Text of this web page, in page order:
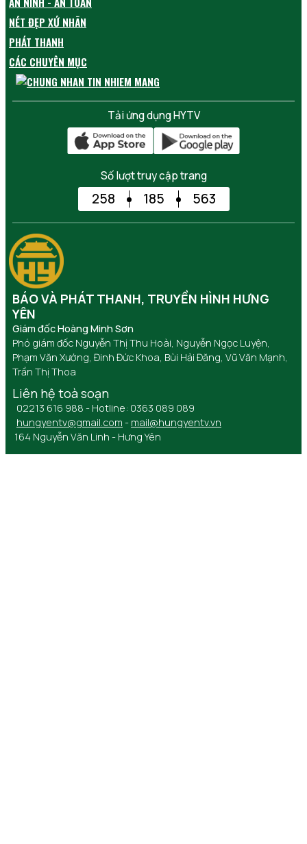
NÉT ĐẸP XỨ NHÃN
PHÁT THANH
CÁC CHUYÊN MỤC
Tải ứng dụng HYTV
Số lượt truy cập trang
258 185 563
BÁO VÀ PHÁT THANH, TRUYỀN HÌNH HƯNG
YÊN
Giám đốc Hoàng Minh Sơn
Phó giám đốc Nguyễn Thị Thu Hoài, Nguyễn Ngọc Luyện,
Phạm Văn Xướng, Đinh Đức Khoa, Bùi Hải Đăng, Vũ Văn Mạnh,
Trần Thị Thoa
Liên hệ toà soạn
02213 616 988 - Hotline: 0363 089 089
hungyentv@gmail.com - mail@hungyentv.vn
164 Nguyễn Văn Linh - Hưng Yên